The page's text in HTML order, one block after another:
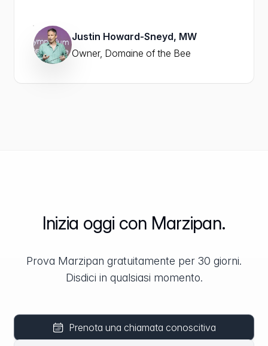
Justin Howard-Sneyd, MW
Owner, Domaine of the Bee
Inizia oggi con Marzipan.
Prova Marzipan gratuitamente per 30 giorni.
Disdici in qualsiasi momento.
Prenota una chiamata conoscitiva